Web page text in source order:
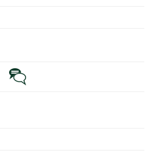
Temat zwyczajny